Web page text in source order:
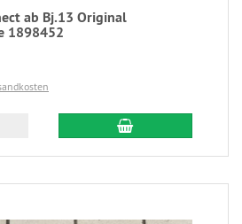
ab Bj.13 Original
1898452